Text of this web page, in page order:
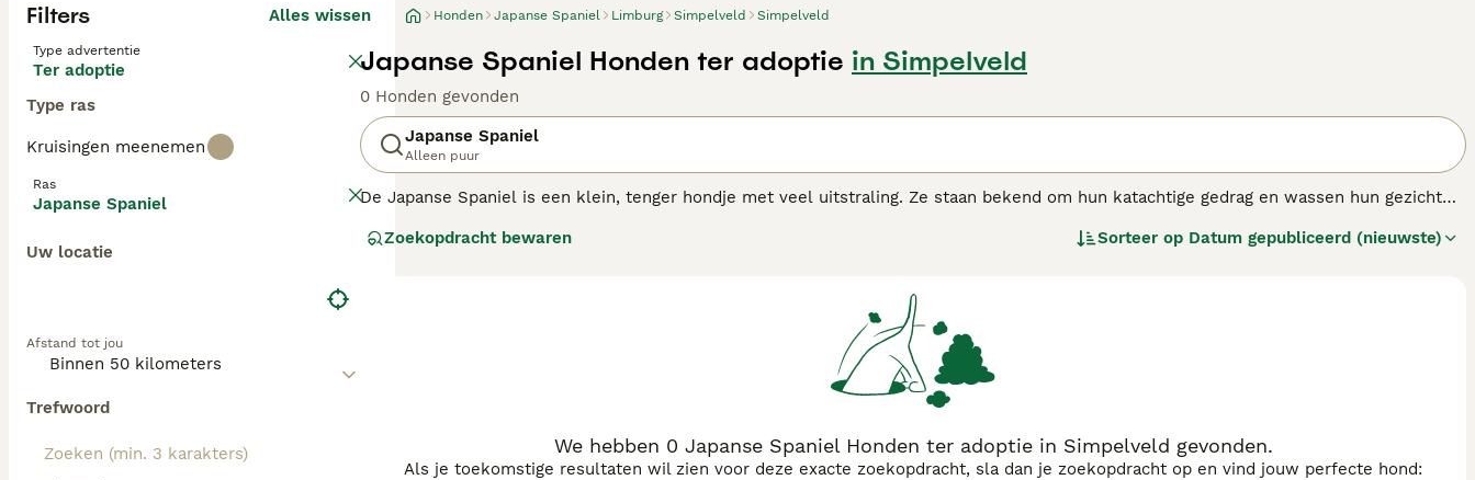
Filters Alles wissen
Type advertentie
Ter adoptie
Type ras
Kruisingen meenemen
Ras
Japanse Spaniel
Uw locatie
Afstand tot jou
Trefwoord
Honden Japanse Spaniel Limburg Simpelveld Simpelveld
Japanse Spaniel Honden ter adoptie in Simpelveld
0 Honden gevonden
Japanse Spaniel
Alleen puur
De Japanse Spaniel is een klein, tenger hondje met veel uitstraling. Ze staan bekend om hun katachtige gedrag en wassen hun gezicht
erg makkelijk laat opvoeden. Doordat de hond genoegen neemt met korte dagelijkse wandelingen is het een geschikte gezelschapshond.
Zoekopdracht bewaren Sorteer op Datum gepubliceerd (nieuwste)
We hebben 0 Japanse Spaniel Honden ter adoptie in Simpelveld gevonden.
Als je toekomstige resultaten wil zien voor deze exacte zoekopdracht, sla dan je zoekopdracht op en vind jouw perfecte hond: